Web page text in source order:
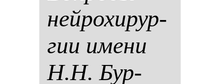
ней­ро­хи­рур­
гии име­ни
Н.Н. Бур­